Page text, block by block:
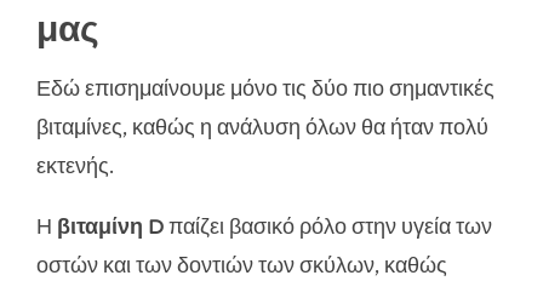
μας
Εδώ επισημαίνουμε μόνο τις δύο πιο σημαντικές
βιταμίνες, καθώς η ανάλυση όλων θα ήταν πολύ
εκτενής.
Η βιταμίνη Dπαίζει βασικό ρόλο στην υγεία των
οστών και των δοντιών των σκύλων, καθώς